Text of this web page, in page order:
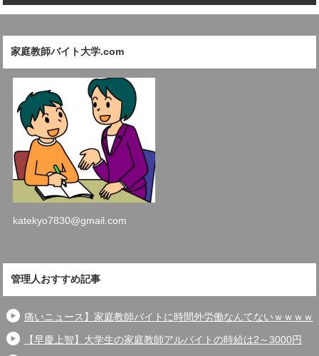
家庭教師バイト大学.com
katekyo7830@gmail.com
管理人おすすめ記事
痛いニュース】家庭教師バイトに時間外労働なんてないｗｗｗｗ
【早慶上智】大学生の家庭教師アルバイトの時給は2～3000円